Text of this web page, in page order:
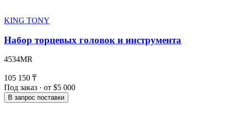
KING TONY
Набор торцевых головок и инструмента
4534MR
105 150 ₸
Под заказ · от $5 000
В запрос поставки